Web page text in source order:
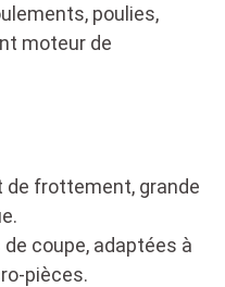
poulies,
moteur de
de frottement, grande
coupe, adaptées à
pièces.